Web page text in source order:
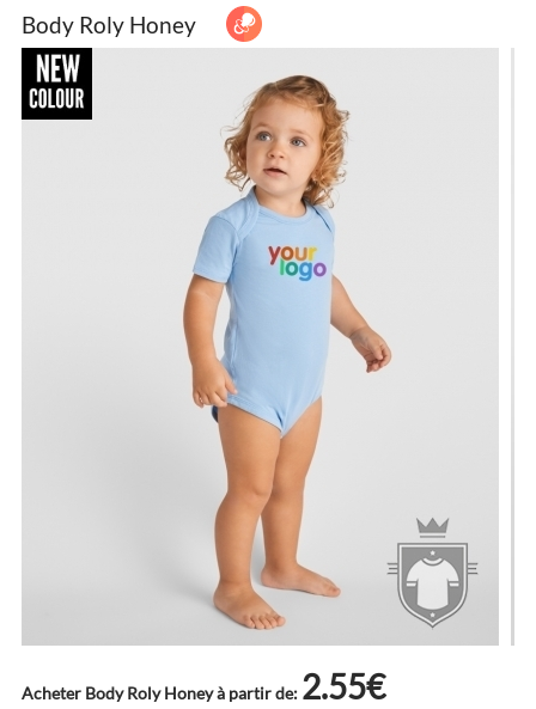
Body Roly Honey
Acheter Body Roly Honey à partir de: 2.55€